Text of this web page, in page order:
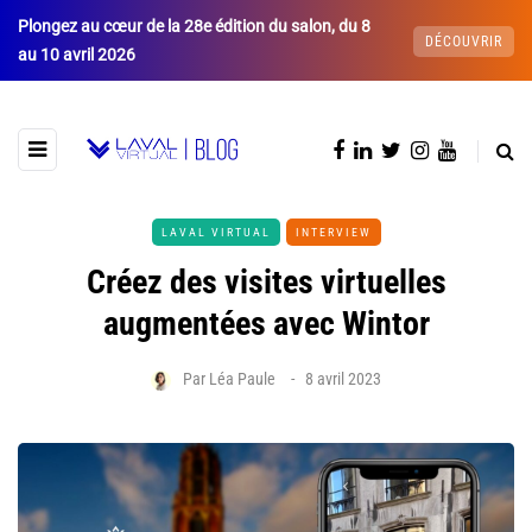
Plongez au cœur de la 28e édition du salon, du 8
au 10 avril 2026
DÉCOUVRIR
LAVAL VIRTUAL INTERVIEW
Créez des visites virtuelles
augmentées avec Wintor
Par Léa Paule 8 avril 2023